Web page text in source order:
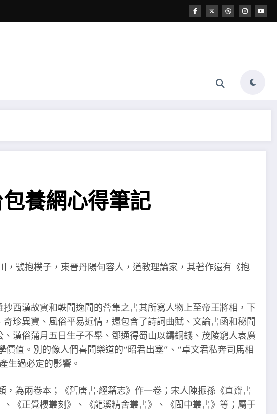
養網心得筆記
號抱樸子，東晉丹陽句容人，道教理論家，其著作還有《抱
漢故實和軼聞逸聞的薈集之書其所寫人物上至帝王將相，下
珍異寶、風俗平易近情，還包含了詩詞曲賦、文論書函和秘聞
漢俗蒲月五日生子不舉、鄧通得蜀山以鑄銅錢、茂陵窮人袁廣
值。別的像人們喜聞樂道的“昭君出塞”、“卓文君私奔司馬相
生過必定的影響。
為兩卷本；《舊唐書·經籍志》作一卷；宋人陳振孫《直齋書
《正覺樓叢刻》、《龍溪精舍叢書》、《閩中叢書》等；屬于